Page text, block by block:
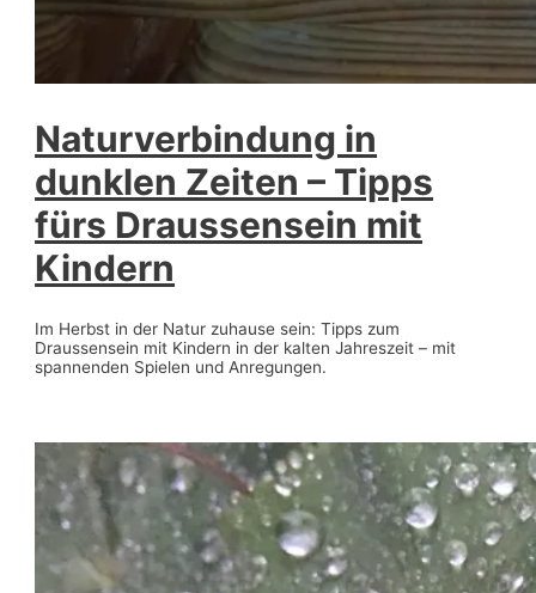
Naturverbindung in
dunklen Zeiten – Tipps
fürs Draussensein mit
Kindern
Im Herbst in der Natur zuhause sein: Tipps zum
Draussensein mit Kindern in der kalten Jahreszeit – mit
spannenden Spielen und Anregungen.